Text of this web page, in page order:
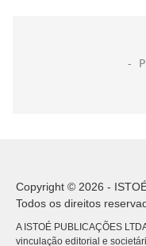
Copyright © 2026 -
Todos os direitos
A ISTOÉ PUBLICAÇÕES
vinculação editorial e